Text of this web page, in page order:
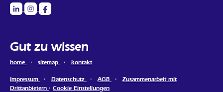
Gut zu wissen
home · sitemap · kontakt
Impressum · Datenschutz ·AGB · Zusammenarbeit mit
Drittanbietern · Cookie Einstellungen